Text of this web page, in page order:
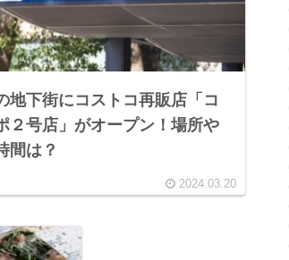
地下街にコストコ再販店「コ
２号店」がオープン！場所や
間は？
2024.03.20